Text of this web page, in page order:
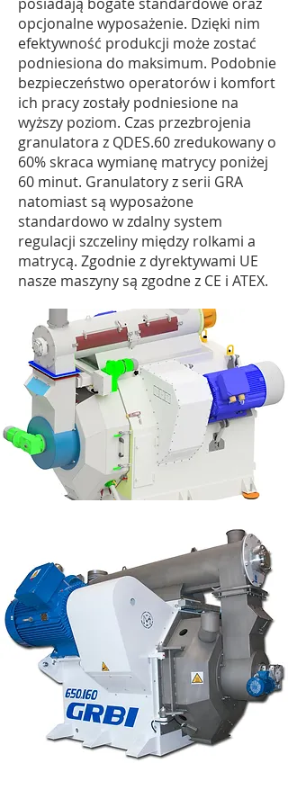
opcjonalne wyposażenie. Dzięki nim
efektywność produkcji może zostać
podniesiona do maksimum. Podobnie
bezpieczeństwo operatorów i komfort
ich pracy zostały podniesione na
wyższy poziom. Czas przezbrojenia
granulatora z QDES.60 zredukowany o
60% skraca wymianę matrycy poniżej
60 minut. Granulatory z serii GRA
natomiast są wyposażone
standardowo w zdalny system
regulacji szczeliny między rolkami a
matrycą. Zgodnie z dyrektywami UE
nasze maszyny są zgodne z CE i ATEX.